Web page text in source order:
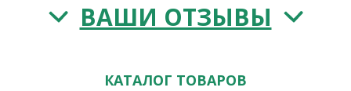
ВАШИ ОТЗЫВЫ
КАТАЛОГ ТОВАРОВ